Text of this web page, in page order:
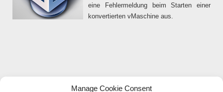
Manage Cookie Consent
eine Fehlermeldung beim Starten einer
konvertierten vMaschine aus.